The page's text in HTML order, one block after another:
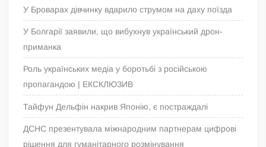
У Броварах дівчинку вдарило струмом на даху поїзда
У Болгарії заявили, що вибухнув український дрон-
приманка
Роль українських медіа у боротьбі з російською
пропагандою | ЕКСКЛЮЗИВ
Тайфун Дельфін накрив Японію, є постраждалі
ДСНС презентувала міжнародним партнерам цифрові
рішення для гуманітарного розмінування